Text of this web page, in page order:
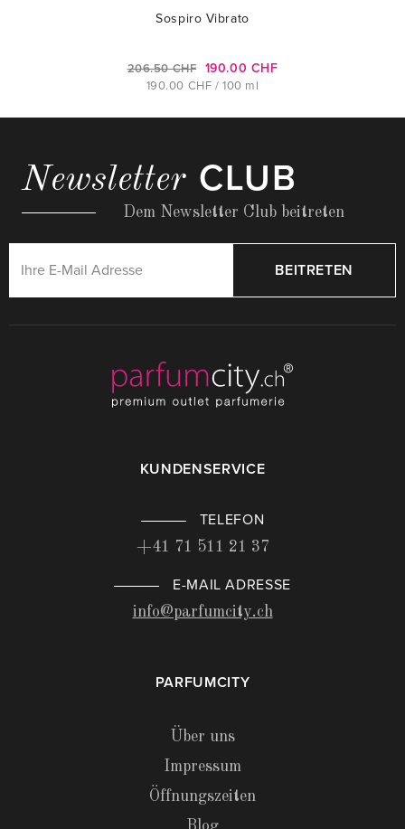
Sospiro Vibrato
206.50 CHF 190.00 CHF
190.00 CHF / 100 ml
Newsletter CLUB
Dem Newsletter Club beitreten
BEITRETEN
KUNDENSERVICE
TELEFON
+41 71 511 21 37
E-MAIL ADRESSE
info@parfumcity.ch
PARFUMCITY
Über uns
Impressum
Öffnungszeiten